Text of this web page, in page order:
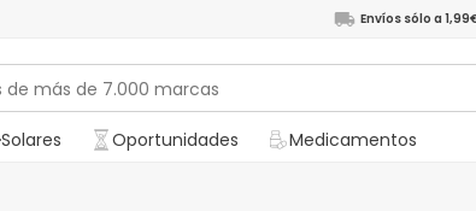
Envíos sólo a
Solares Oportunidades Medicamentos